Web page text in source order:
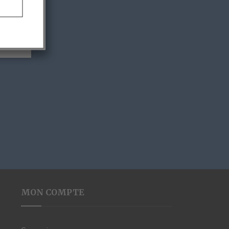
MON COMPTE